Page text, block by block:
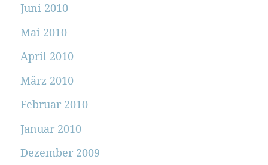
Juni 2010
Mai 2010
April 2010
März 2010
Februar 2010
Januar 2010
Dezember 2009